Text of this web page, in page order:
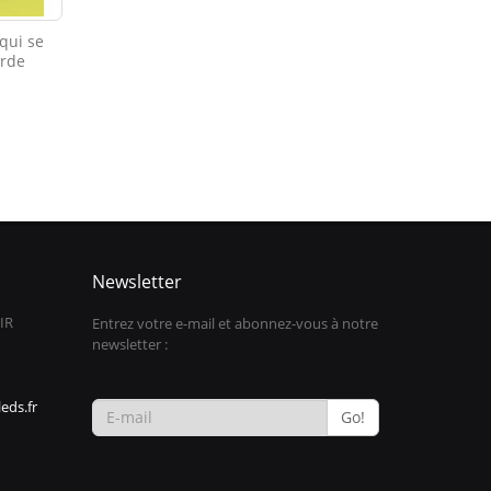
se
Newsletter
Entrez votre e-mail et abonnez-vous à notre
newsletter :
Go!